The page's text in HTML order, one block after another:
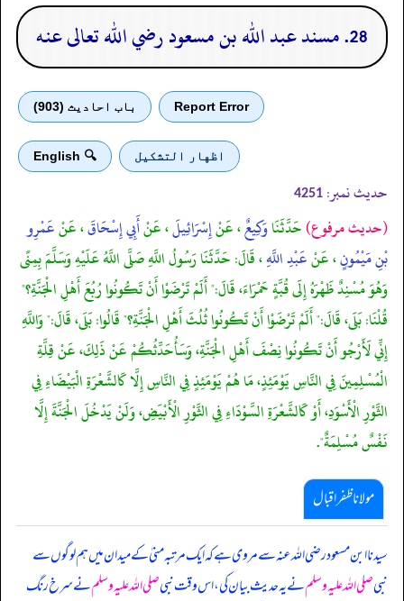
28. مسند عبد الله بن مسعود رضي الله تعالى عنه
Report Error باب احادیث (903)
اظهار التشكيل 🔍 English
حدیث نمبر: 4251
(حديث مرفوع)حَدَّثَنَاوَكِيعٌ، عَنْإِسْرَائِيلَ، عَنْأَبِي إِسْحَاقَ، عَنْعَمْرِو
بْنِ مَيْمُونٍ، عَنْعَبْدِ اللَّهِ، قَالَ: حَدَّثَنَا رَسُولُ اللَّهِ صَلَّى اللَّهُ عَلَيْهِ وَسَلَّمَ بِمِنًى
وَهُوَ مُسْنِدٌ ظَهْرَهُ إِلَى قُبَّةٍ حَمْرَاءَ، قَالَ:" أَلَمْ تَرْضَوْا أَنْ تَكُونُوا رُبُعَ أَهْلِ الْجَنَّةِ؟"
قُلْنَا: بَلَى، قَالَ:" أَلَمْ تَرْضَوْا أَنْ تَكُونُوا ثُلُثَ أَهْلِ الْجَنَّةِ؟" قَالُوا: بَلَى، قَالَ:" وَاللَّهِ
إِنِّي لَأَرْجُو أَنْ تَكُونُوا نِصْفَ أَهْلِ الْجَنَّةِ، وَسَأُحَدِّثُكُمْ عَنْ ذَلِكَ، عَنْ قِلَّةِ
الْمُسْلِمِينَ فِي النَّاسِ يَوْمَئِذٍ، مَا هُمْ يَوْمَئِذٍ فِي النَّاسِ إِلَّا كَالشَّعْرَةِ الْبَيْضَاءِ فِي
الثَّوْرِ الْأَسْوَدِ، أَوْ كَالشَّعْرَةِ السَّوْدَاءِ فِي الثَّوْرِ الْأَبْيَضِ، وَلَنْ يَدْخُلَ الْجَنَّةَ إِلَّا
نَفْسٌ مُسْلِمَةٌ".
مولانا ظفر اقبال
سیدنا ابن مسعود رضی اللہ عنہ سے مروی ہے کہ ایک مرتبہ منیٰ کے میدان میں ہم لوگوں سے
نبیصلی اللہ علیہ وسلمنے یہ حدیث بیان کی، اس وقت نبیصلی اللہ علیہ وسلمنے سرخ رنگ